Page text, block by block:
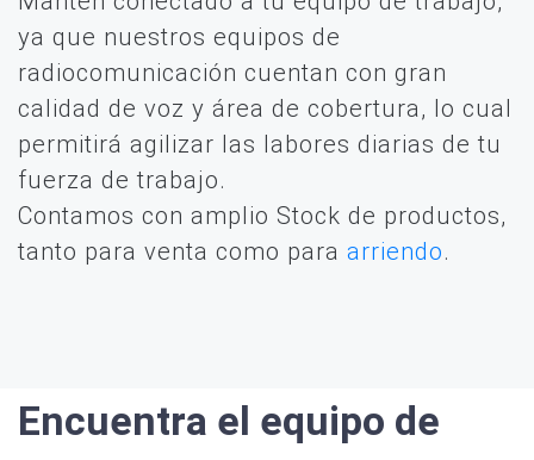
ya que nuestros equipos de
radiocomunicación cuentan con gran
calidad de voz y área de cobertura, lo cual
permitirá agilizar las labores diarias de tu
fuerza de trabajo.
Contamos con amplio Stock de productos,
tanto para venta como para arriendo.
Encuentra el equipo de